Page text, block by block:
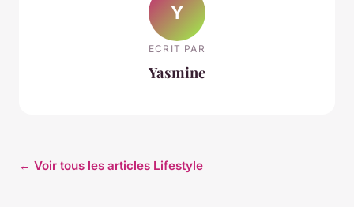
Y
ECRIT PAR
Yasmine
← Voir tous les articles Lifestyle